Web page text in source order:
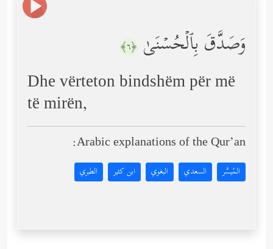
وَصَدَّقَ بِٱلۡحُسۡنَىٰ ﴿٦﴾
Dhe vërteton bindshëm për më
të mirën,
Arabic explanations of the Qur’an:
المُيسَّر السعدي البغوي ابن كثير الطبري